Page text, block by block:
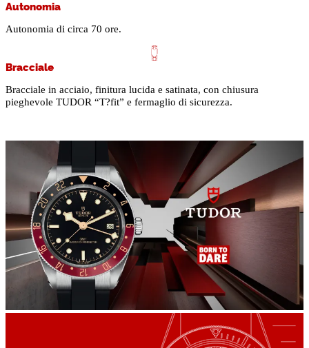
Autonomia
Autonomia di circa 70 ore.
Bracciale
Bracciale in acciaio, finitura lucida e satinata, con chiusura
pieghevole TUDOR “T?fit” e fermaglio di sicurezza.